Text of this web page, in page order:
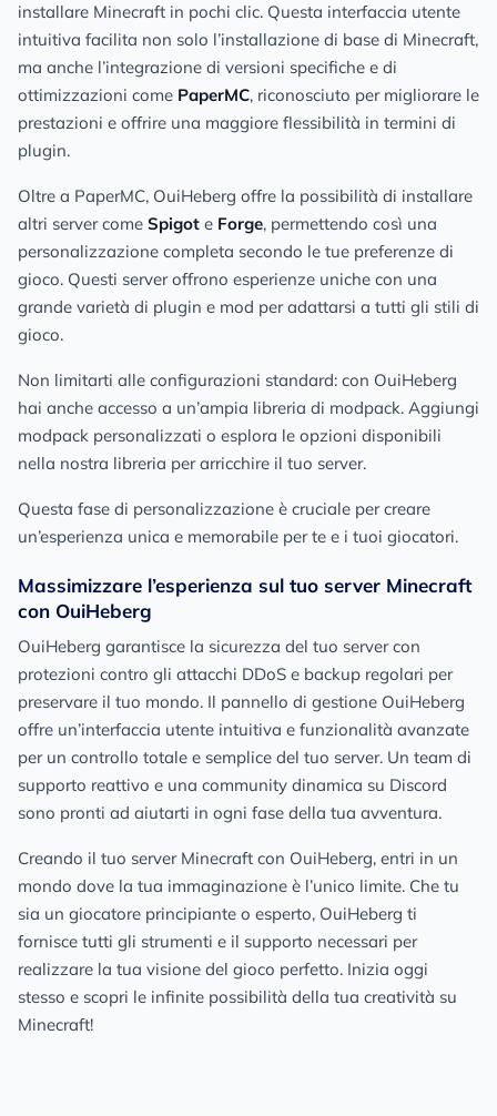
installare Minecraft in pochi clic. Questa interfaccia utente
intuitiva facilita non solo l’installazione di base di Minecraft,
ma anche l’integrazione di versioni specifiche e di
ottimizzazioni come PaperMC, riconosciuto per migliorare le
prestazioni e offrire una maggiore flessibilità in termini di
plugin.
Oltre a PaperMC, OuiHeberg offre la possibilità di installare
altri server come Spigot e Forge, permettendo così una
personalizzazione completa secondo le tue preferenze di
gioco. Questi server offrono esperienze uniche con una
grande varietà di plugin e mod per adattarsi a tutti gli stili di
gioco.
Non limitarti alle configurazioni standard: con OuiHeberg
hai anche accesso a un’ampia libreria di modpack. Aggiungi
modpack personalizzati o esplora le opzioni disponibili
nella nostra libreria per arricchire il tuo server.
Questa fase di personalizzazione è cruciale per creare
un’esperienza unica e memorabile per te e i tuoi giocatori.
Massimizzare l’esperienza sul tuo server Minecraft
con OuiHeberg
OuiHeberg garantisce la sicurezza del tuo server con
protezioni contro gli attacchi DDoS e backup regolari per
preservare il tuo mondo. Il pannello di gestione OuiHeberg
offre un’interfaccia utente intuitiva e funzionalità avanzate
per un controllo totale e semplice del tuo server. Un team di
supporto reattivo e una community dinamica su Discord
sono pronti ad aiutarti in ogni fase della tua avventura.
Creando il tuo server Minecraft con OuiHeberg, entri in un
mondo dove la tua immaginazione è l’unico limite. Che tu
sia un giocatore principiante o esperto, OuiHeberg ti
fornisce tutti gli strumenti e il supporto necessari per
realizzare la tua visione del gioco perfetto. Inizia oggi
stesso e scopri le infinite possibilità della tua creatività su
Minecraft!